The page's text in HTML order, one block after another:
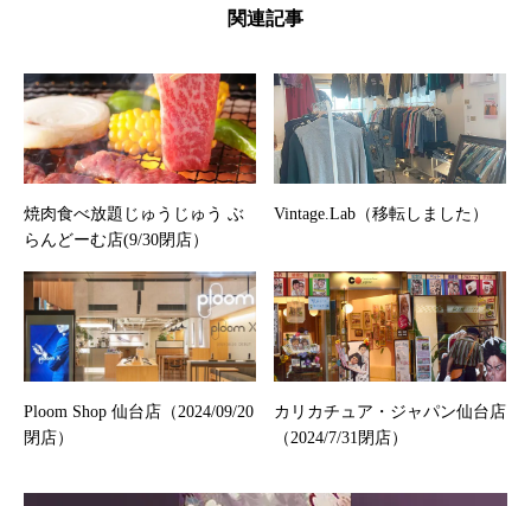
関連記事
焼肉食べ放題じゅうじゅう ぶ
らんどーむ店(9/30閉店）
Vintage.Lab（移転しました）
Ploom Shop 仙台店（2024/09/20
閉店）
カリカチュア・ジャパン仙台店
（2024/7/31閉店）